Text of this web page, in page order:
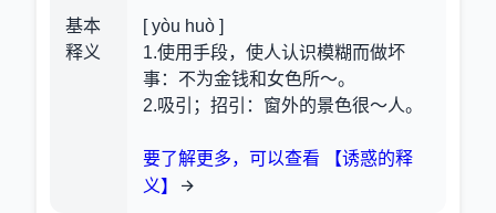
基本
释义
[ yòu huò ]
1.使用手段，使人认识模糊而做坏
事：不为金钱和女色所～。
2.吸引；招引：窗外的景色很～人。
要了解更多，可以查看 【诱惑的释
义】